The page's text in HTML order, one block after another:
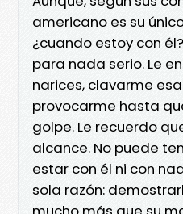
americano es su
¿cuando estoy con
para nada serio. Le
narices, clavarme
provocarme hasta
golpe. Le recuerdo
alcance. No puede
estar con él ni con
sola razón: